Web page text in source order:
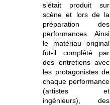
s’était produit sur
scène et lors de la
préparation des
performances. Ainsi
le matériau original
fut-il complété par
des entretiens avec
les protagonistes de
chaque performance
(artistes et
ingénieurs), des